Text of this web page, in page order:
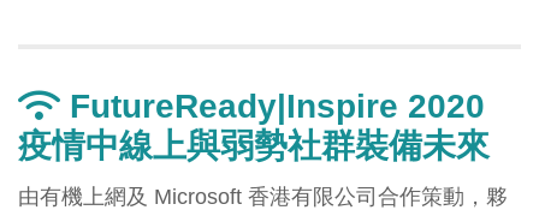
FutureReady|Inspire 2020
疫情中線上與弱勢社群裝備未來
由有機上網及 Microsoft 香港有限公司合作策動，夥